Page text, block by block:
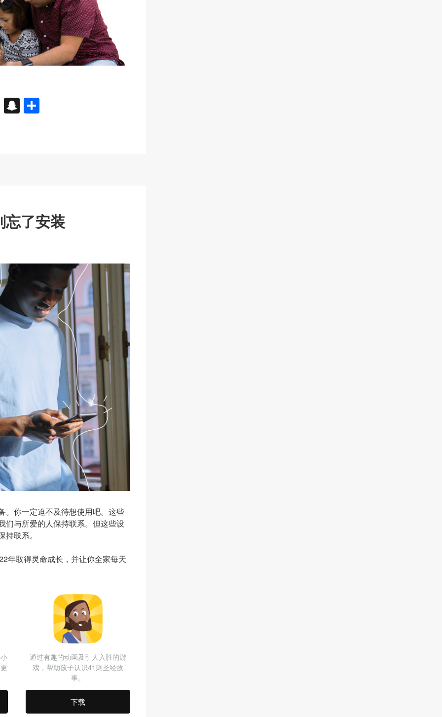
X S
n
忘了安装
。你一定迫不及待想使用吧。这些
们与所爱的人保持联系。但这些设
联系。
年取得灵命成长，并让你全家每天
通过有趣的动画及引人入胜的游
戏，帮助孩子认识41则圣经故
事。
下载